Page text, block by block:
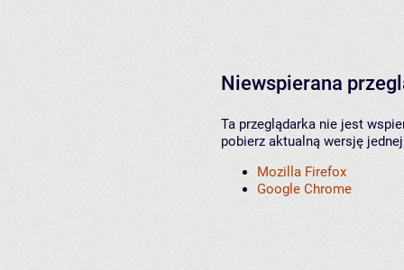
Niewspierana
Ta przeglądarka nie jest
pobierz aktualną wersję
Mozilla Firefox
Google Chrome